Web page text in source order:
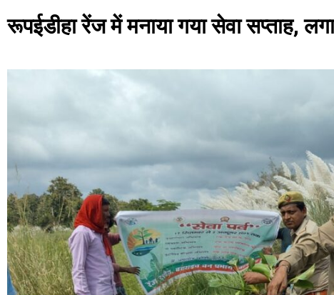
रूपईडीहा रेंज में मनाया गया सेवा सप्ताह,